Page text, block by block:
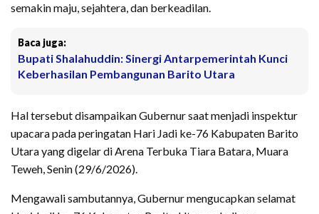
semakin maju, sejahtera, dan berkeadilan.
Baca juga:
Bupati Shalahuddin: Sinergi Antarpemerintah Kunci
Keberhasilan Pembangunan Barito Utara
Hal tersebut disampaikan Gubernur saat menjadi inspektur
upacara pada peringatan Hari Jadi ke-76 Kabupaten Barito
Utara yang digelar di Arena Terbuka Tiara Batara, Muara
Teweh, Senin (29/6/2026).
Mengawali sambutannya, Gubernur mengucapkan selamat